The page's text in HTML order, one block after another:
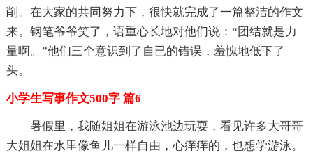
削。在大家的共同努力下，很快就完成了一篇整洁的作文
来。钢笔爷爷笑了，语重心长地对他们说：“团结就是力
量啊。”他们三个意识到了自已的错误，羞愧地低下了
头。
小学生写事作文500字 篇6
暑假里，我随姐姐在游泳池边玩耍，看见许多大哥哥
大姐姐在水里像鱼儿一样自由，心痒痒的，也想学游泳。